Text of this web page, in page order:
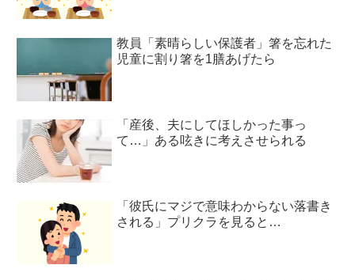
教員「素晴らしい保護者」箸を忘れた
児童に割り箸を1膳あげたら
「産後、夫にしてほしかった事っ
て…」ある呟きに考えさせられる
「彼氏にマジで意味わからない落書き
される」プリクラを見ると…